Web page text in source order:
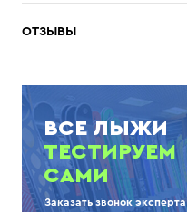
ОТЗЫВЫ
ВСЕ ЛЫЖИ
ТЕСТИРУЕМ
САМИ
Заказать звонок эксперта